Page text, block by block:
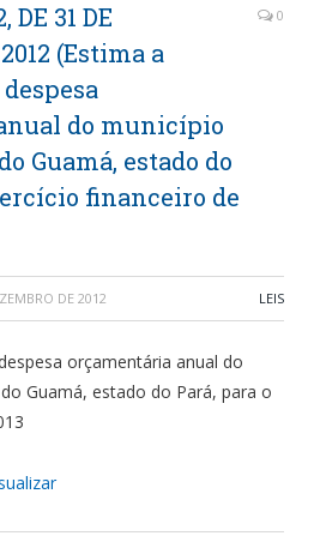
DE 31 DE
(Estima a
do município
Guamá, estado do
financeiro de
0
DE 2012 LEIS
orçamentária anual do
Guamá, estado do Pará, para o